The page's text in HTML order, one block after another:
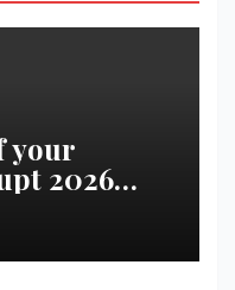
your
2026
|